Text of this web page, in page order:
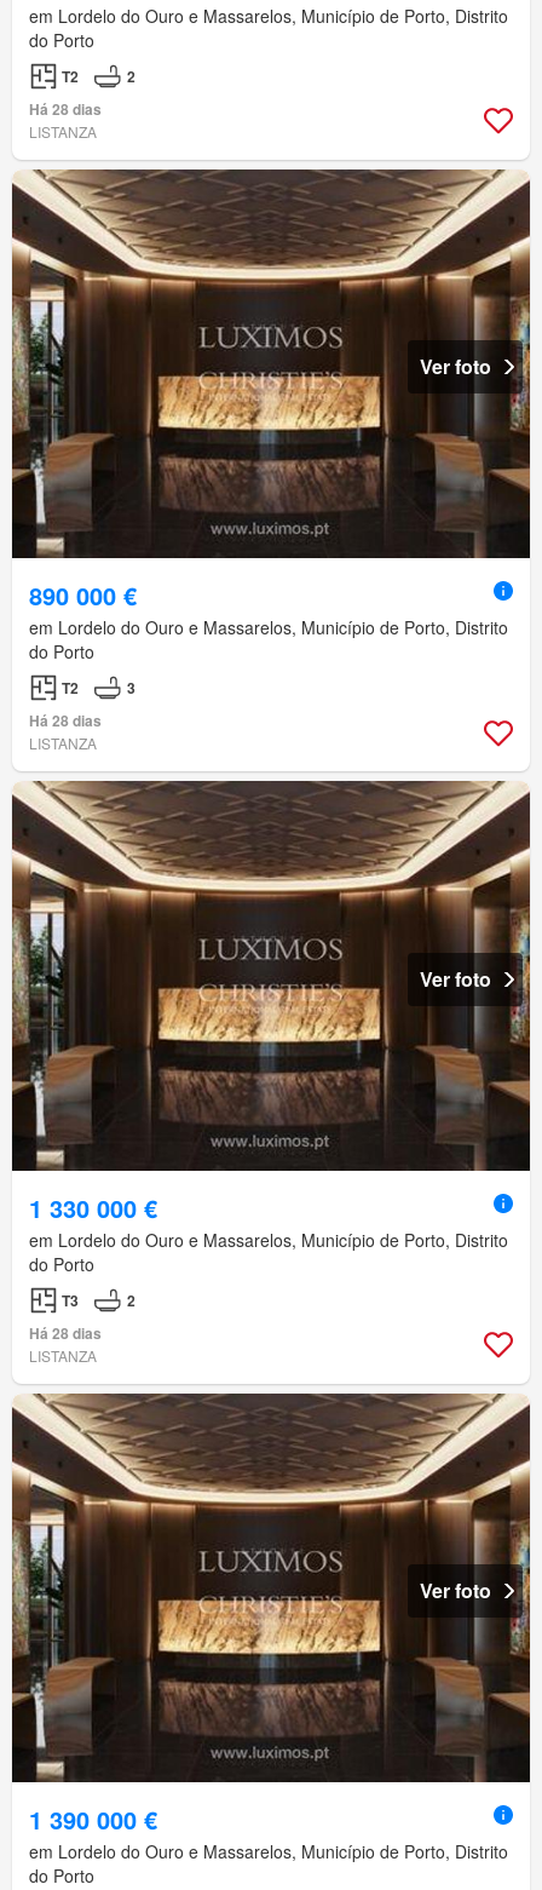
em Lordelo do Ouro e Massarelos, Município de Porto, Distrito
do Porto
T2
2
Há 28 dias
LISTANZA
Ver foto
890 000 €
em Lordelo do Ouro e Massarelos, Município de Porto, Distrito
do Porto
T2
3
Há 28 dias
LISTANZA
Ver foto
1 330 000 €
em Lordelo do Ouro e Massarelos, Município de Porto, Distrito
do Porto
T3
2
Há 28 dias
LISTANZA
Ver foto
1 390 000 €
em Lordelo do Ouro e Massarelos, Município de Porto, Distrito
do Porto